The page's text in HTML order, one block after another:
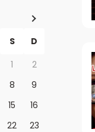
S
D
1
2
8
9
15
16
22
23